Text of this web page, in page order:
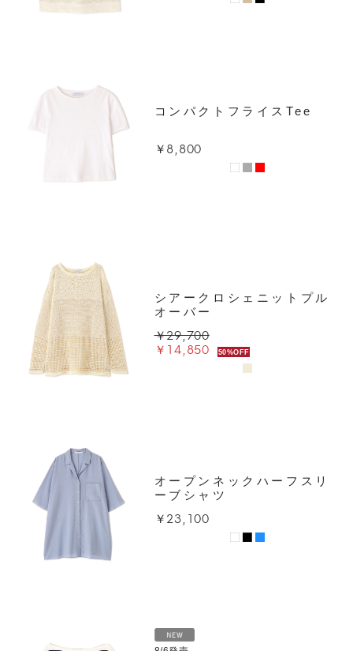
コンパクトフライスTee
￥8,800
シアークロシェニットプル
オーバー
￥29,700
￥14,850 50%OFF
オープンネックハーフスリ
ーブシャツ
￥23,100